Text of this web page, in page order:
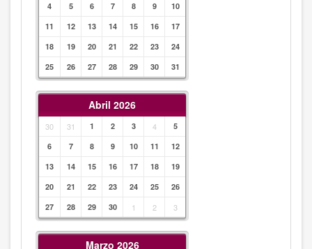
4
5 6 7 8 9
10
11
12 13 14 15 16
17
18
19 20 21 22 23
24
25
26 27 28 29 30 31
Abril 2026
30 31 1 2 3 4
5
6
7 8 9 10 11
12
13
14 15 16 17 18
19
20
21 22 23 24 25
26
27
28 29 30 1 2 3
Marzo 2026